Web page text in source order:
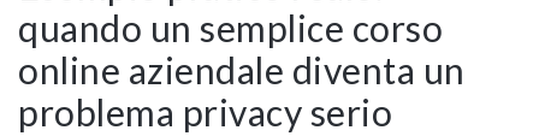
quando un semplice corso
online aziendale diventa un
problema privacy serio